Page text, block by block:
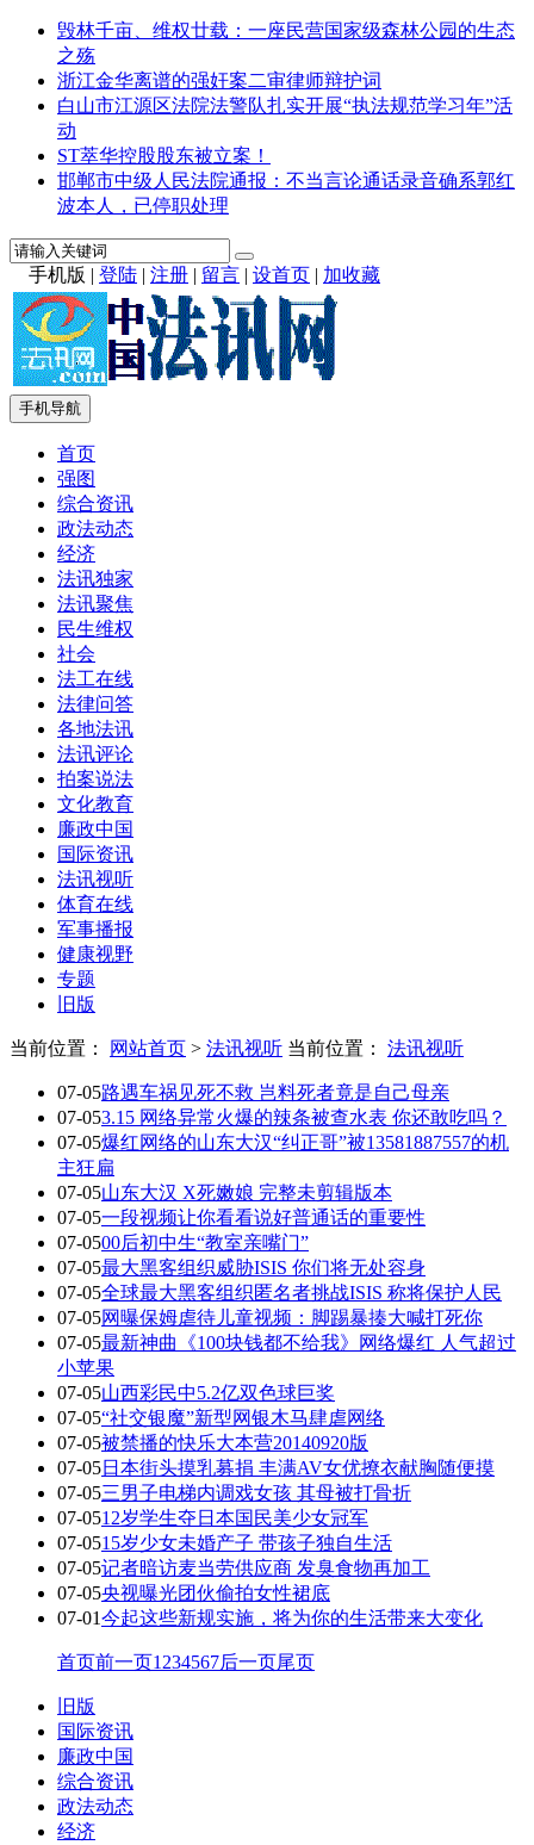
毁林千亩、维权廿载：一座民营国家级森林公园的生态
之殇
浙江金华离谱的强奸案二审律师辩护词
白山市江源区法院法警队扎实开展“执法规范学习年”活
动
ST萃华控股股东被立案！
邯郸市中级人民法院通报：不当言论通话录音确系郭红
波本人，已停职处理
手机版 | 登陆 | 注册 | 留言 | 设首页 | 加收藏
手机导航
首页
强图
综合资讯
政法动态
经济
法讯独家
法讯聚焦
民生维权
社会
法工在线
法律问答
各地法讯
法讯评论
拍案说法
文化教育
廉政中国
国际资讯
法讯视听
体育在线
军事播报
健康视野
专题
旧版
当前位置： 网站首页 > 法讯视听 当前位置： 法讯视听
07-05路遇车祸见死不救 岂料死者竟是自己母亲
07-053.15 网络异常火爆的辣条被查水表 你还敢吃吗？
07-05爆红网络的山东大汉“纠正哥”被13581887557的机
主狂扁
07-05山东大汉 X死嫩娘 完整未剪辑版本
07-05一段视频让你看看说好普通话的重要性
07-0500后初中生“教室亲嘴门”
07-05最大黑客组织威胁ISIS 你们将无处容身
07-05全球最大黑客组织匿名者挑战ISIS 称将保护人民
07-05网曝保姆虐待儿童视频：脚踢暴揍大喊打死你
07-05最新神曲《100块钱都不给我》网络爆红 人气超过
小苹果
07-05山西彩民中5.2亿双色球巨奖
07-05“社交银魔”新型网银木马肆虐网络
07-05被禁播的快乐大本营20140920版
07-05日本街头摸乳募捐 丰满AV女优撩衣献胸随便摸
07-05三男子电梯内调戏女孩 其母被打骨折
07-0512岁学生夺日本国民美少女冠军
07-0515岁少女未婚产子 带孩子独自生活
07-05记者暗访麦当劳供应商 发臭食物再加工
07-05央视曝光团伙偷拍女性裙底
07-01今起这些新规实施，将为你的生活带来大变化
首页前一页1 234567后一页尾页
旧版
国际资讯
廉政中国
综合资讯
政法动态
经济